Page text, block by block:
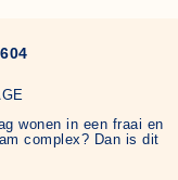
wonen in een fraai en
complex? Dan is dit